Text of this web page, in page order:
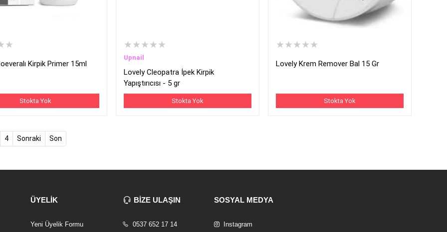
Kirpik Primer 15ml
Stokta Yok
★★★★★
Upnail
Lovely Cleopatra İpek Kirpik
Yapıştırıcısı - 5 gr
Stokta Yok
★★★★★
Lovely Krem Remover Bal 15 Gr
Stokta Yok
4 Sonraki Son
ÜYELİK
Yeni Üyelik Formu
BİZE ULAŞIN
0537 652 17 14
SOSYAL MEDYA
Instagram